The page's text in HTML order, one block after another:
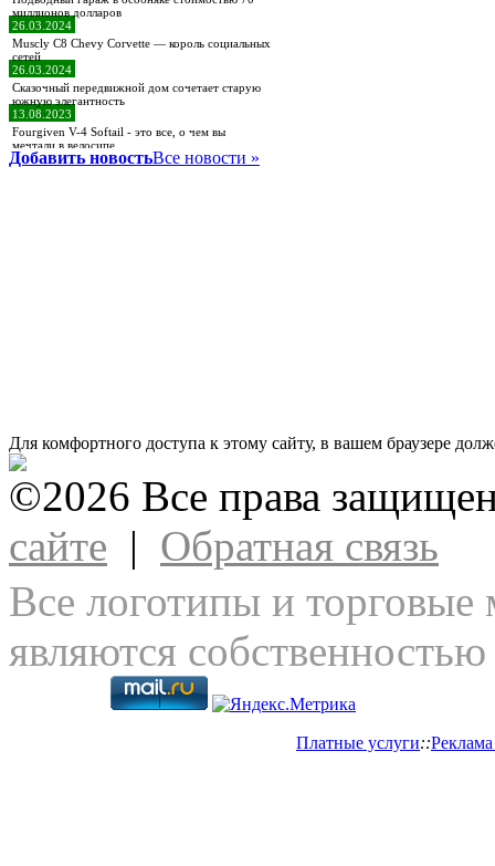
миллионов долларов
26.03.2024
Muscly C8 Chevy Corvette — король социальных
сетей
26.03.2024
Сказочный передвижной дом сочетает старую
южную элегантность
13.08.2023
Fourgiven V-4 Softail - это все, о чем вы
мечтали в велосипе
Добавить новостьВсе новости »
Для комфортного доступа к этому сайту, в вашем браузере
©2026 Все права
сайте | Обратная связь
Все логотипы и торговые
являются
Платные услуги::